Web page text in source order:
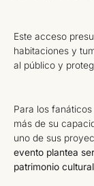
Este acceso
habitaciones y
al público y
Para los
más de su
uno de sus
evento plantea
patrimonio cultural